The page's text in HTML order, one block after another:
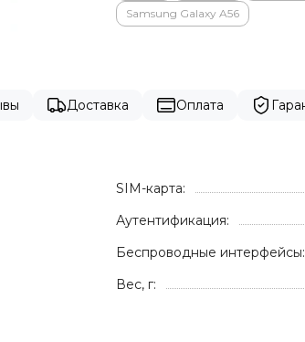
Samsung Galaxy A56
Доставка Оплата
SIM-карта:
Аутентификация:
Беспроводные интерфейсы:
Вес, г: